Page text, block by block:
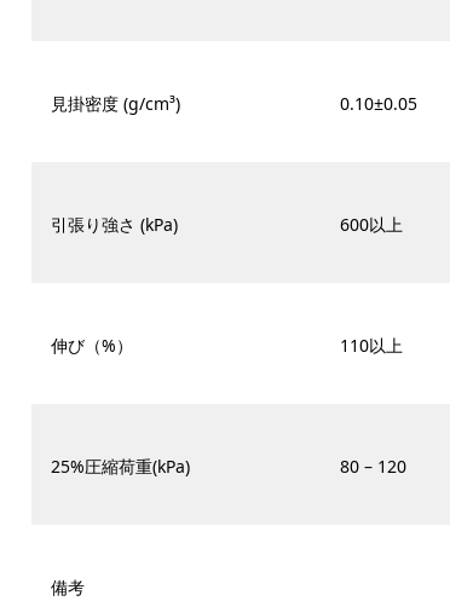
見掛密度 (g/cm³) 0.10±0.05
引張り強さ (kPa) 600以上
伸び（%） 110以上
25%圧縮荷重(kPa) 80 – 120
備考